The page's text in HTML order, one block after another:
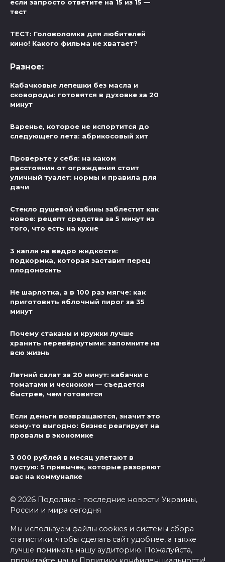
если запросто ответите на 15 из 15 —
тест
ТЕСТ: Головоломка для любителей
кино! Какого фильма не хватает?
Разное:
Кабачковые лепешки без масла и
сковороды: готовятся в духовке за 20
минут
Варенье, которое не испортится до
следующего лета: абрикосовый хит
Проверьте у себя: на каком
расстоянии от ограждения стоит
уличный туалет: нормы и правила для
дачи
Стекло душевой кабины заблестит как
новое: рецепт средства за 5 минут из
того, что есть на кухне
3 капли на ведро жидкости:
подкормка, которая заставит перец
плодоносить
Не шарлотка, а в 100 раз мягче: как
приготовить яблочный пирог за 35
минут
Почему стаканы и кружки лучше
хранить перевёрнутыми: запомните на
всю жизнь
Летний салат за 20 минут: кабачки с
томатами и чесноком — съедается
быстрее, чем готовится
Если деньги возвращаются, значит это
кому-то выгодно: бизнес реагирует на
провалы в экономике
3 000 рублей в месяц улетают в
пустую: 5 привычек, которые разоряют
вас на коммуналке
© 2026 Подоляка - последние новости Украины,
России и мира сегодня
Мы используем файлы cookies и системы сбора
статистики, чтобы сделать сайт удобнее, а также
лучше понимать нашу аудиторию. Пожалуйста,